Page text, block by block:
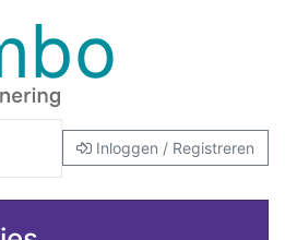
Inloggen / Registreren